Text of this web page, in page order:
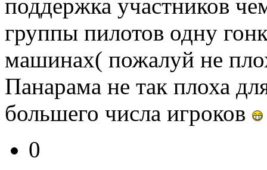
поддержка участников
группы пилотов одну
машинах( пожалуй не
Панарама не так плоха
большего числа игроков
0